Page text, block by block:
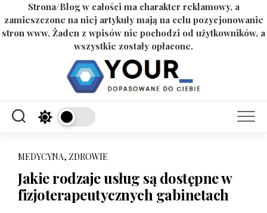
Strona/Blog w całości ma charakter reklamowy, a
zamieszczone na niej artykuły mają na celu pozycjonowanie
stron www. Żaden z wpisów nie pochodzi od użytkowników, a
wszystkie zostały opłacone.
MEDYCYNA, ZDROWIE
Jakie rodzaje usług są dostępne w
fizjoterapeutycznych gabinetach